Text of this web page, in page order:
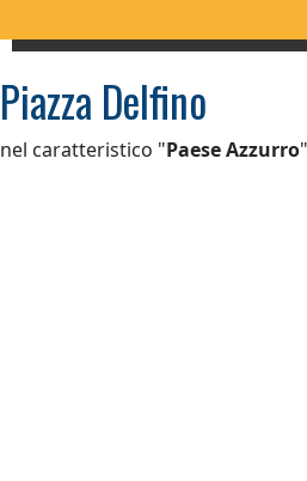
Piazza Delfino
nel caratteristico "Paese Azzurro